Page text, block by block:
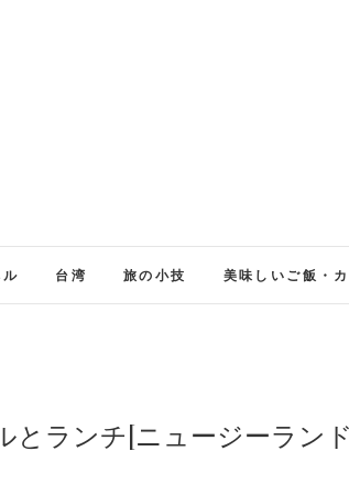
ル 台湾 旅の小技 美味しいご飯・
とランチ[ニュージーランド